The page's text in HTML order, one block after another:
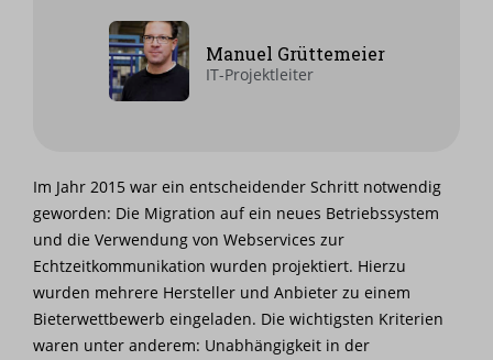
Manuel Grüttemeier
IT-Projektleiter
Im Jahr 2015 war ein entscheidender Schritt notwendig
geworden: Die Migration auf ein neues Betriebssystem
und die Verwendung von Webservices zur
Echtzeitkommunikation wurden projektiert. Hierzu
wurden mehrere Hersteller und Anbieter zu einem
Bieterwettbewerb eingeladen. Die wichtigsten Kriterien
waren unter anderem: Unabhängigkeit in der